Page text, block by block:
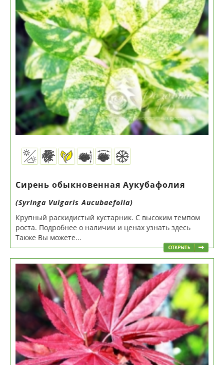
Сирень обыкновенная Аукубафолия
(Syringa Vulgaris Aucubaefolia)
Крупный раскидистый кустарник. С высоким темпом
роста. Подробнее о наличии и ценах узнать здесь
Также Вы можете...